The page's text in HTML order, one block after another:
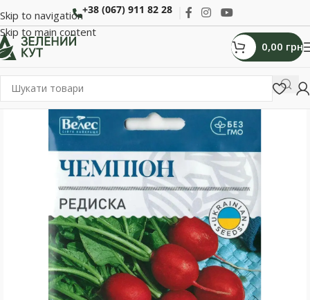
Skip to navigation
Skip to main content
+38 (067) 911 82 28
0,00 грн